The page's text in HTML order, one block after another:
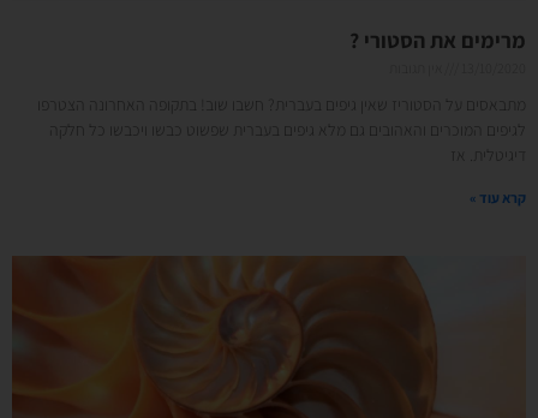
מרימים את הסטורי ?
מתבאסים על הסטוריז שאין גיפים בעברית? חשבו שוב! בתקופה האחרונה הצטרפו
לגיפים המוכרים והאהובים גם מלא גיפים בעברית שפשוט כבשו ויכבשו כל חלקה
דיגיטלית. אז
קרא עוד »